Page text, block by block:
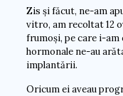
Zis și făcut, ne-am
vitro, am recoltat 12
frumoși, pe care i-am
hormonale ne-au
implantării.
Oricum ei aveau